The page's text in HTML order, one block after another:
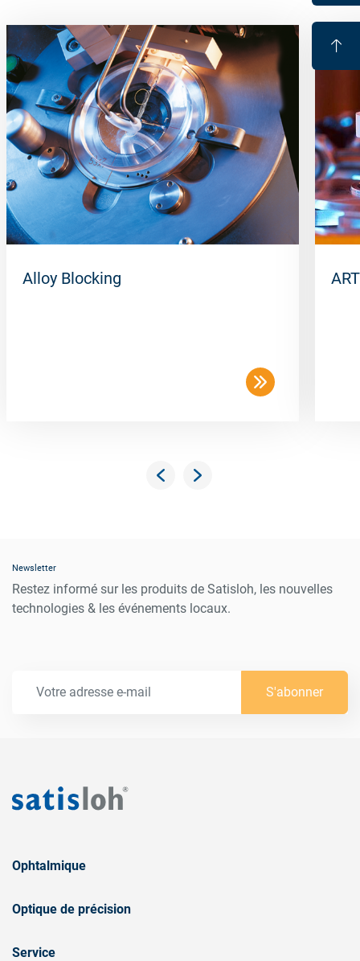
Alloy Blocking
Newsletter
Restez informé sur les produits de Satisloh, les nouvelles
technologies & les événements locaux.
S'abonner
Ophtalmique
Optique de précision
Service